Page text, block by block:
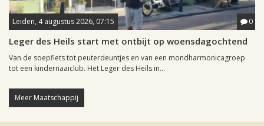
Leiden, 4 augustus 2026, 07:15 0
Leger des Heils start met ontbijt op woensdagochtend
Van de soepfiets tot peuterdeuntjes en van een mondharmonicagroep
tot een kindernaaiclub. Het Leger des Heils in...
Meer Maatschappij